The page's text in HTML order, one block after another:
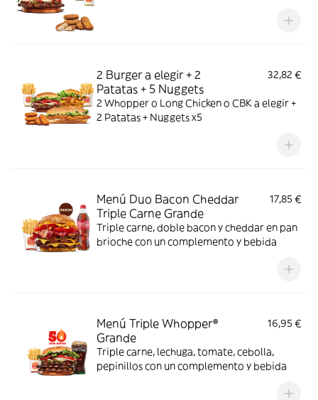
2 Burger a elegir + 2
Patatas + 5 Nuggets
32,82 €
2 Whopper o Long Chicken o CBK a elegir +
2 Patatas + Nuggets x5
Menú Duo Bacon Cheddar
Triple Carne Grande
17,85 €
Triple carne, doble bacon y cheddar en pan
brioche con un complemento y bebida
Menú Triple Whopper®
Grande
16,95 €
Triple carne, lechuga, tomate, cebolla,
pepinillos con un complemento y bebida